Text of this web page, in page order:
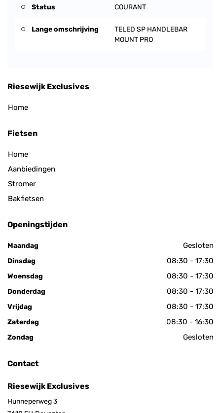
Status COURANT
Lange omschrijving
TELED SP HANDLEBAR
MOUNT PRO
Riesewijk Exclusives
Home
Fietsen
Home
Aanbiedingen
Stromer
Bakfietsen
Openingstijden
Maandag Gesloten
Dinsdag 08:30 - 17:30
Woensdag 08:30 - 17:30
Donderdag 08:30 - 17:30
Vrijdag 08:30 - 17:30
Zaterdag 08:30 - 16:30
Zondag Gesloten
Contact
Riesewijk Exclusives
Hunneperweg 3